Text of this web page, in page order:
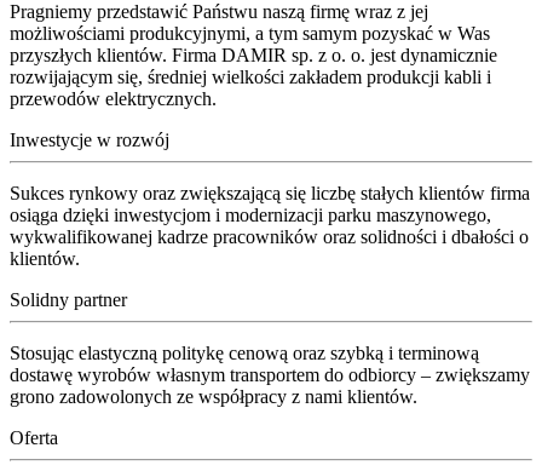
Pragniemy przedstawić Państwu naszą firmę wraz z jej
możliwościami produkcyjnymi, a tym samym pozyskać w Was
przyszłych klientów. Firma DAMIR sp. z o. o. jest dynamicznie
rozwijającym się, średniej wielkości zakładem produkcji kabli i
przewodów elektrycznych.
Inwestycje w rozwój
Sukces rynkowy oraz zwiększającą się liczbę stałych klientów firma
osiąga dzięki inwestycjom i modernizacji parku maszynowego,
wykwalifikowanej kadrze pracowników oraz solidności i dbałości o
klientów.
Solidny partner
Stosując elastyczną politykę cenową oraz szybką i terminową
dostawę wyrobów własnym transportem do odbiorcy – zwiększamy
grono zadowolonych ze współpracy z nami klientów.
Oferta